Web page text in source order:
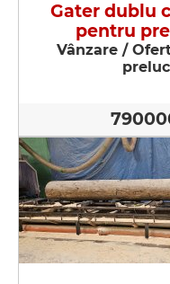
Gater dublu
pentru
Vânzare /